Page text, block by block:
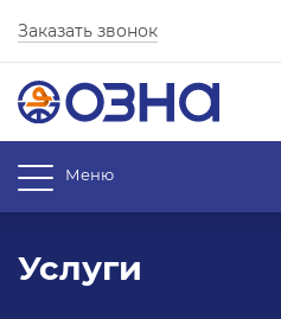
Заказать звонок
Меню
Услуги